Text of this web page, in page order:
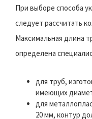
При выборе способа
следует рассчитать
Максимальная длина
определена
для труб,
имеющих
для
20 мм, контур